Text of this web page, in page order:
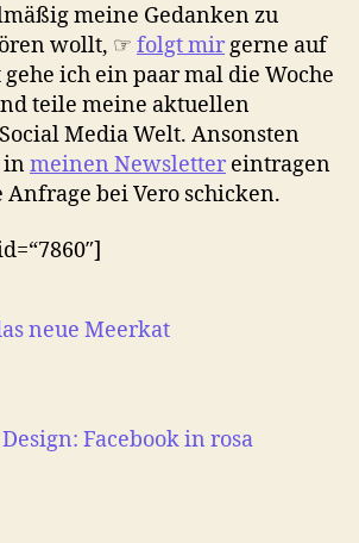
meine Gedanken zu
wollt, ☞ folgt mirgerne auf
gehe ich ein paar mal die Woche
teile meine aktuellen
Media Welt. Ansonsten
inmeinen Newsletter eintragen
bei Vero schicken.
neue Meerkat
Facebook in rosa